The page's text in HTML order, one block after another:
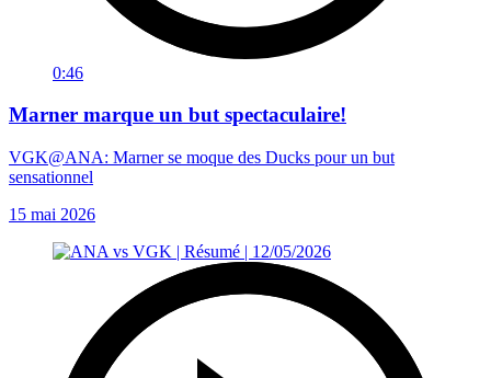
0:46
Marner marque un but spectaculaire!
VGK@ANA: Marner se moque des Ducks pour un but
sensationnel
15 mai 2026